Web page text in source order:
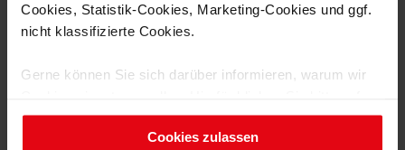
Cookies, Statistik-Cookies, Marketing-Cookies und ggf.
nicht klassifizierte Cookies.
Gerne können Sie sich darüber informieren, warum wir
„Details einblenden“ und wählen die jeweilige Cookie-
Cookies zulassen